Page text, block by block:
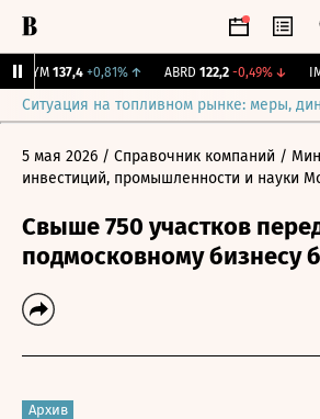
ZAYM 137,4 +0,81% ↑ ABRD 122,2 -0,49%↓
Ситуация на топливном рынке: меры,
5 мая 2026 / Справочник компаний /
инвестиций, промышленности и науки
Свыше 750 участков
подмосковному бизнесу
Архив